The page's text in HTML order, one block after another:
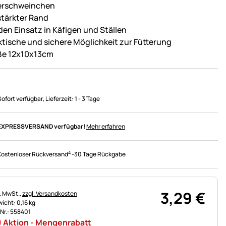
Rand
Einsatz in Käfigen und Ställen
und sichere Möglichkeit zur Fütterung
12x10x13cm
verfügbar, Lieferzeit:1 - 3 Tage
verfügbar!Mehr erfahren
Rückversand4-30 Tage Rückgabe
MwSt.,zzgl. Versandkosten
0,16 kg
558401
3,29€
Aktion - Mengenrabatt